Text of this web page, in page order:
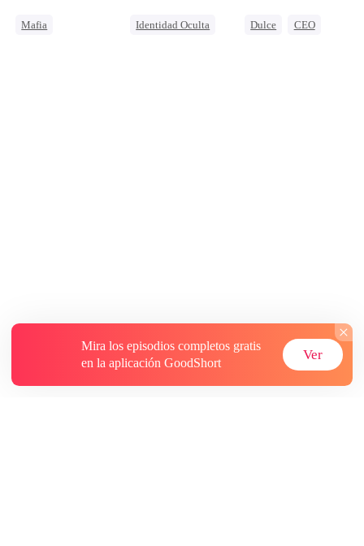
Mafia
Identidad Oculta
a mi Vida
Dulce
CEO
Mira los episodios completos gratis
en la aplicación GoodShort
Ver